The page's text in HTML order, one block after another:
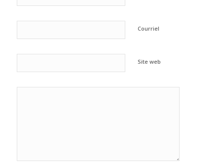
Courriel
Site web